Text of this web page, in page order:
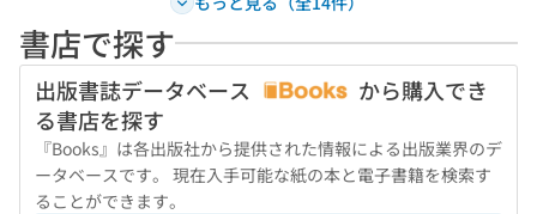
書店で探す
出版書誌データベース
から購入でき
る書店を探す
『Books』は各出版社から提供された情報による出版業界のデ
ータベースです。 現在入手可能な紙の本と電子書籍を検索す
ることができます。